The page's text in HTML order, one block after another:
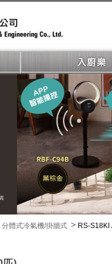
分體式冷氣機/掛牆式 > RS-S18KI